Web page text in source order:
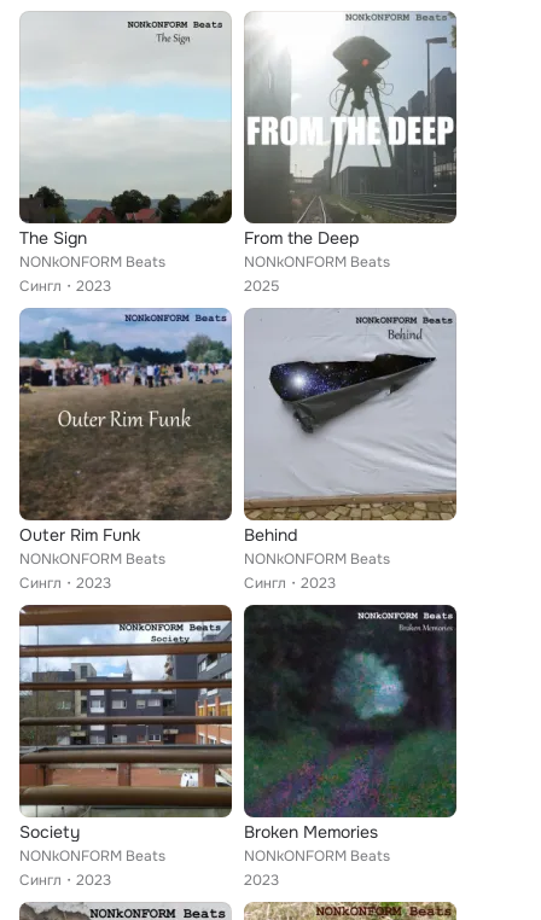
The Sign
NONkONFORM Beats
Сингл
2023
From the Deep
NONkONFORM Beats
2025
Outer Rim Funk
NONkONFORM Beats
Сингл
2023
Behind
NONkONFORM Beats
Сингл
2023
Society
NONkONFORM Beats
Сингл
2023
Broken Memories
NONkONFORM Beats
2023